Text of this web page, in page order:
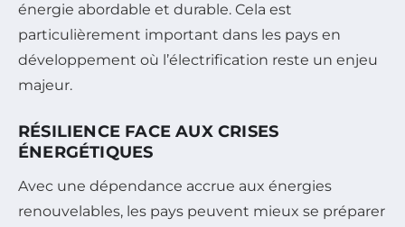
énergie abordable et durable. Cela est
particulièrement important dans les pays en
développement où l’électrification reste un enjeu
majeur.
RÉSILIENCE FACE AUX CRISES
ÉNERGÉTIQUES
Avec une dépendance accrue aux énergies
renouvelables, les pays peuvent mieux se préparer